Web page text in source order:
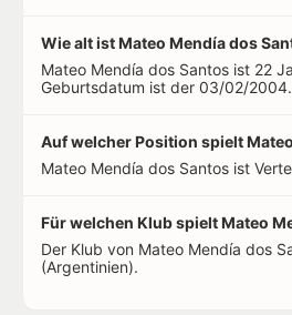
Wie alt ist Mateo Mendía dos
Mateo Mendía dos Santos ist 22
Geburtsdatum ist der 03/02/2004.
Auf welcher Position spielt
Mateo Mendía dos Santos ist
Für welchen Klub spielt Mateo
Der Klub von Mateo Mendía dos
(Argentinien).